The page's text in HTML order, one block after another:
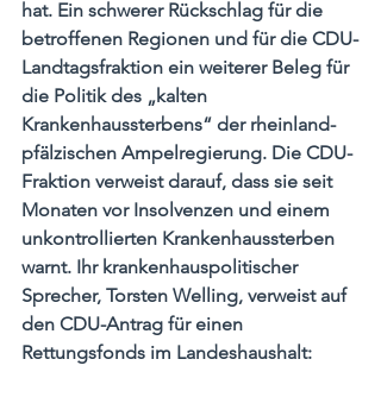
hat. Ein schwerer Rückschlag für die
betroffenen Regionen und für die CDU-
Landtagsfraktion ein weiterer Beleg für
die Politik des „kalten
Krankenhaussterbens“ der rheinland-
pfälzischen Ampelregierung. Die CDU-
Fraktion verweist darauf, dass sie seit
Monaten vor Insolvenzen und einem
unkontrollierten Krankenhaussterben
warnt. Ihr krankenhauspolitischer
Sprecher, Torsten Welling, verweist auf
den CDU-Antrag für einen
Rettungsfonds im Landeshaushalt: